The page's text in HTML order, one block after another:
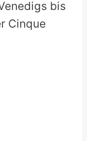
bis
Cinque